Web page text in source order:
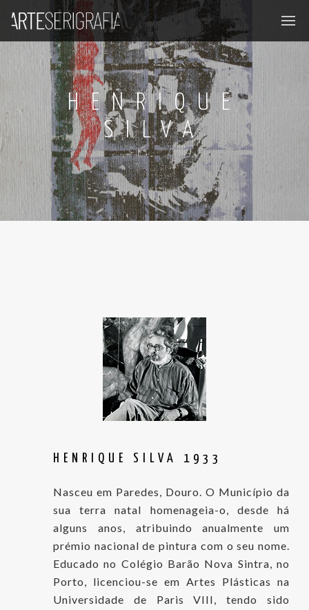
HENRIQUE
SILVA
HENRIQUE SILVA 1933
Nasceu em Paredes, Douro. O Município da
sua terra natal homenageia-o, desde há
alguns anos, atribuindo anualmente um
prémio nacional de pintura com o seu nome.
Educado no Colégio Barão Nova Sintra, no
Porto, licenciou-se em Artes Plásticas na
Universidade de Paris VIII, tendo sido